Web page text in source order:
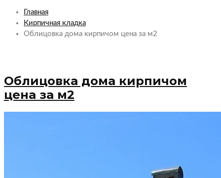
Главная
Кирпичная кладка
Облицовка дома кирпичом цена за м2
Облицовка дома кирпичом
цена за м2